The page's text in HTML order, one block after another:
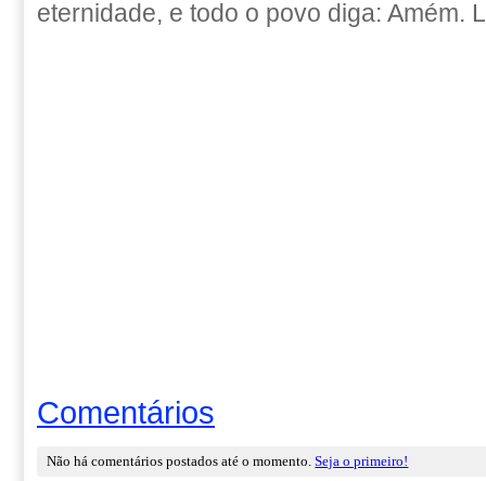
eternidade, e todo o povo diga: Amém.
Comentários
Não há comentários postados até o momento.Seja o primeiro!